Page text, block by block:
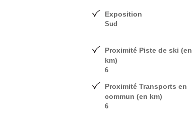
Exposition
Sud
Proximité Piste de ski (en
km)
6
Proximité Transports en
commun (en km)
6